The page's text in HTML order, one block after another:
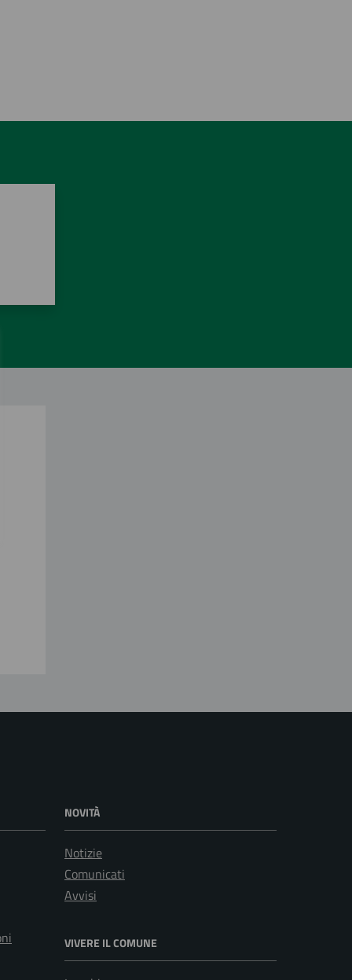
NOVITÀ
Notizie
Comunicati
Avvisi
VIVERE IL COMUNE